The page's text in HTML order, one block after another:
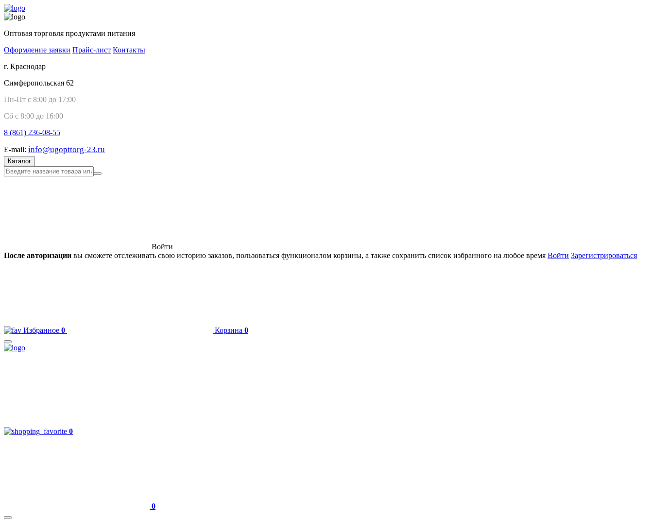
Оптовая торговля продуктами питания
Оформление заявки Прайс-лист Контакты
г. Краснодар
Симферопольская 62
Пн-Пт с 8:00 до 17:00
Сб с 8:00 до 16:00
8 (861) 236-08-55
E-mail: info@ugopttorg-23.ru
Каталог
Войти
После авторизации вы сможете отслеживать свою историю заказов, пользоваться функционалом корзины, а также сохранить список избранного на любое время Войти Зарегистрироваться
Избранное 0 Корзина 0
0
0